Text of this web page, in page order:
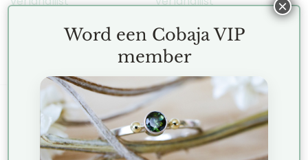
KLANTENSERVICE
Terms and Conditions
Word een Cobaja VIP
member
×